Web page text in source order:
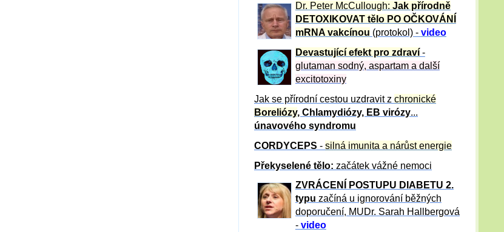
Dr. Peter McCullough: Jak přírodně
DETOXIKOVAT tělo PO OČKOVÁNÍ
mRNA vakcínou (protokol) - video
Devastující efekt pro zdraví-
glutaman sodný, aspartam a další
excitotoxiny
Jak se přírodní cestou uzdravit z chronické
Boreliózy, Chlamydiózy, EB virózy...
únavového syndromu
CORDYCEPS - silná imunita a nárůst energie
Překyselené tělo: začátek vážné nemoci
ZVRÁCE NÍ POSTUPU DIABETU 2.
typu začíná u ignorování běžných
doporučení, MUDr. Sarah Hallbergová
- video